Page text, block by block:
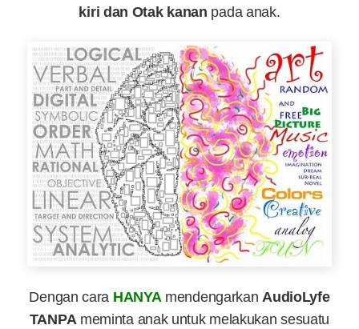
kiri dan Otak kanan pada anak.
Dengan cara HANYAmendengarkanAudioLyfe
TANPAmeminta anak untuk melakukan sesuatu